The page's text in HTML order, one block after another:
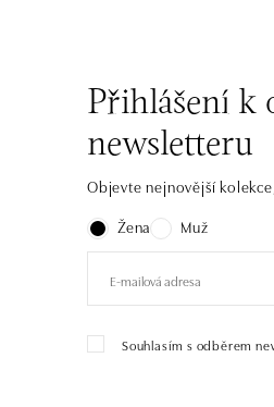
Přihlášení k
newsletteru
Objevte nejnovější
Žena
Muž
Souhlasím s odběrem